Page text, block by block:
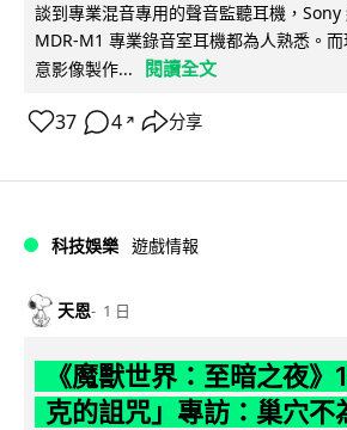
談到專業混音專用的聲音監聽耳機，
MDR-M1 專業錄音室耳機都為人熟悉。
意影像製作...
閱讀全文
37 4 ↗ 分享
科技娛樂 遊戲情報
天恩 1 日
《魔獸世界：至暗之夜》
克的詛咒」專訪：巢穴不